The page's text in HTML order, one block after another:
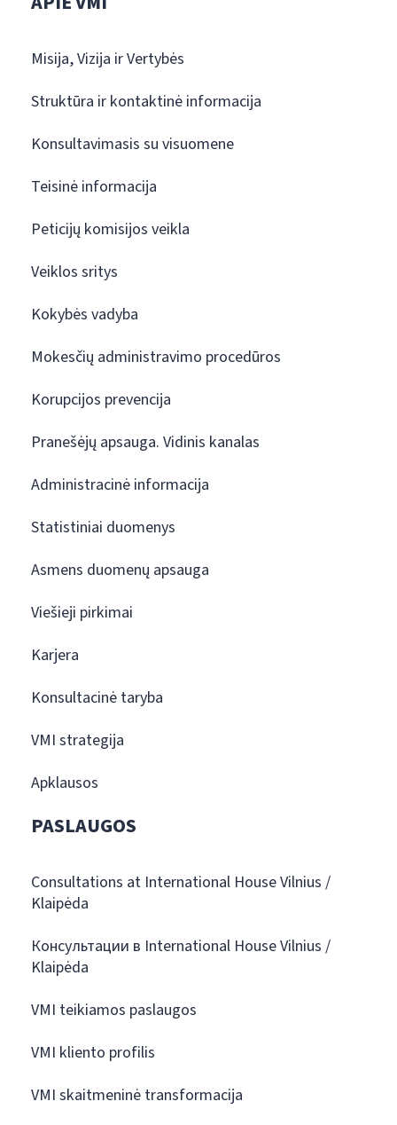
Misija, Vizija ir Vertybės
Struktūra ir kontaktinė informacija
Konsultavimasis su visuomene
Teisinė informacija
Peticijų komisijos veikla
Veiklos sritys
Kokybės vadyba
Mokesčių administravimo procedūros
Korupcijos prevencija
Pranešėjų apsauga. Vidinis kanalas
Administracinė informacija
Statistiniai duomenys
Asmens duomenų apsauga
Viešieji pirkimai
Karjera
Konsultacinė taryba
VMI strategija
Apklausos
PASLAUGOS
Consultations at International House Vilnius /
Klaipėda
Консультации в International House Vilnius /
Klaipėda
VMI teikiamos paslaugos
VMI kliento profilis
VMI skaitmeninė transformacija